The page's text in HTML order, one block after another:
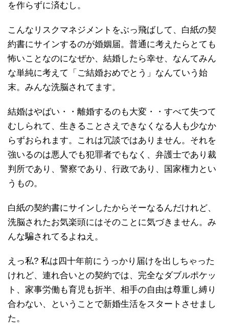
を作らずに済むし。
こんなリスクマネジメントをぶっ飛ばして、白紙の契
約書にサインするのが婚姻届。普通に考えたらとても
怖いことなのになぜか、結婚したら幸せ、なんてみん
な単純に考えて「ご結婚おめでとう」なんていう始
末。みんな洗脳されてます。
結婚はやばい・・離婚するのも大変・・すべて失つて
むしられて、生きることさえできなくなる人も少なか
らずおられます。これは冗談ではありません。それを
強いるのは悪人でも犯罪者でもなく、弁護士であり裁
判所であり、警察であり、行政であり、国家権力とい
うもの。
白紙の契約書にサインしたからそーなるんだけれど、
洗脳されたお気楽頭にはそのことに気づきません。み
んな騙されてるよねえ。
えっ私? 私は四十年前にうっかり届けを出しちゃった
けれど、連れ合いとの契約では、完全なダブルポケッ
ト、家事労働も育児も折半、相手の自由は尊重し縛り
合わない、ということで新婚生活をスタートさせまし
た。